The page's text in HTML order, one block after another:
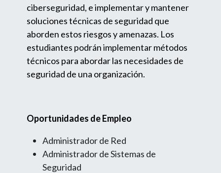
ciberseguridad, e implementar y mantener
soluciones técnicas de seguridad que
aborden estos riesgos y amenazas. Los
estudiantes podrán implementar métodos
técnicos para abordar las necesidades de
seguridad de una organización.
Oportunidades de Empleo
Administrador de Red
Administrador de Sistemas de
Seguridad